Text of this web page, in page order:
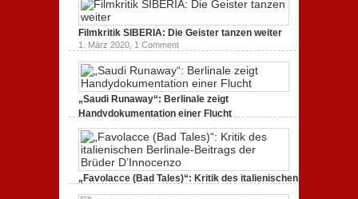
1. März 2020,2 Comments
Filmkritik SIBERIA: Die Geister tanzen weiter
1. März 2020, 1 Comment
„Saudi Runaway“: Berlinale zeigt
Handydokumentation einer Flucht
„Favolacce (Bad Tales)“: Kritik des italienischen
Berlinale-Beitrags der Brüder D’Innocenzo